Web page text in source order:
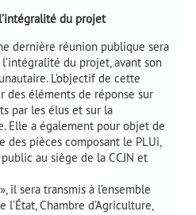
du projet
dernière réunion publique sera
du projet, avant son
L’objectif de cette
des éléments de réponse sur
par les élus et sur la
Elle a également pour objet de
des pièces composant le PLUi,
au siège de la CCJN et
il sera transmis à l’ensemble
Chambre d’Agriculture,